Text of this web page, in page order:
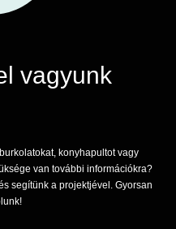
vagyunk
konyhapultot vagy
van további információkra?
segítünk a projektjével. Gyorsan